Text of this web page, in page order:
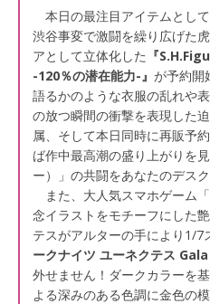
本日の最注目アイテムとし
渋谷事変で激闘を繰り広げた
アとして立体化した 『
-120％の潜在能力-』 が予約開
語るかのような衣服の乱れや
の放つ瞬間の衝撃を表現した
属、そして本日同時に再販予
ば作中最高潮の盛り上がりを
ー）」の共闘をあなたのデス
また、大人気スマホゲーム
念イラストをモチーフにした
テスがアルターの手により1/7
ークナイツ ユーネクテス
外せません！ダークカラーを
よる深みのある色調に金色の